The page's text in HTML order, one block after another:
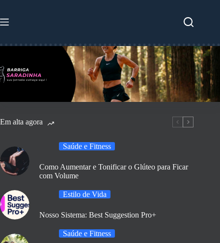
o
Em alta agora
Saúde e Fitness
Como Aumentar e Tonificar o Glúteo para Ficar
com Volume
Estilo de Vida
Nosso Sistema: Best Suggestion Pro+
Saúde e Fitness